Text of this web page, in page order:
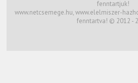
fenntartjuk!
www.netcsemege.hu, www.elelmiszer-
fenntartva! © 2012 -